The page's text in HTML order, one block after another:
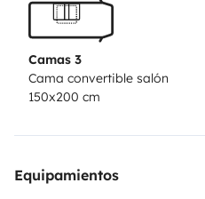
Camas 3
Cama convertible salón
150x200 cm
Equipamientos